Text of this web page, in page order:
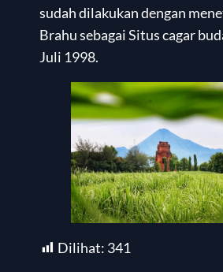
sudah dilakukan dengan
Brahu sebagai Situs cagar
Juli 1998.
Dilihat: 341